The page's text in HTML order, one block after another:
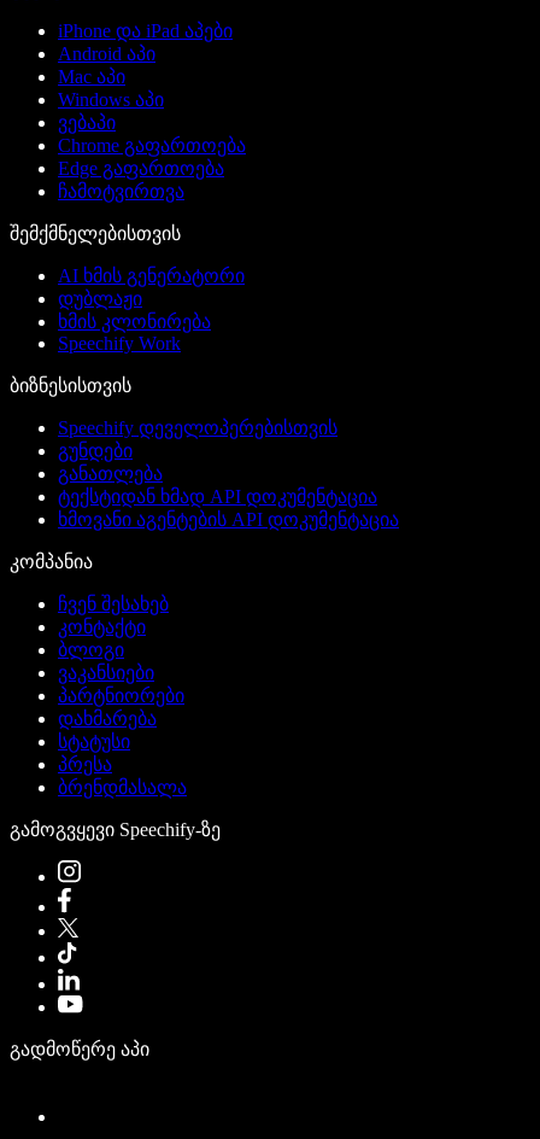
iPhone და iPad აპები
Android აპი
Mac აპი
Windows აპი
ვებაპი
Chrome გაფართოება
Edge გაფართოება
ჩამოტვირთვა
შემქმნელებისთვის
AI ხმის გენერატორი
დუბლაჟი
ხმის კლონირება
Speechify Work
ბიზნესისთვის
Speechify დეველოპერებისთვის
გუნდები
განათლება
ტექსტიდან ხმად API დოკუმენტაცია
ხმოვანი აგენტების API დოკუმენტაცია
კომპანია
ჩვენ შესახებ
კონტაქტი
ბლოგი
ვაკანსიები
პარტნიორები
დახმარება
სტატუსი
პრესა
ბრენდმასალა
გამოგვყევი Speechify-ზე
გადმოწერე აპი